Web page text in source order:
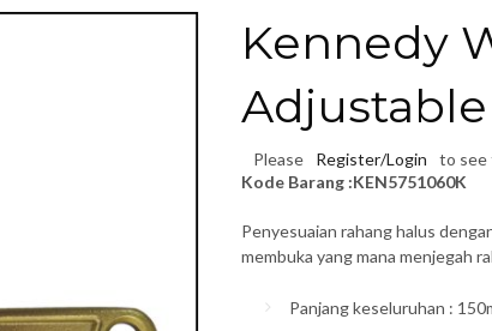
Kennedy
Please Register/Login
to see
Kode Barang :KEN5751060K
Penyesuaian rahang halus
membuka yang mana menjegah
Panjang keseluruhan :